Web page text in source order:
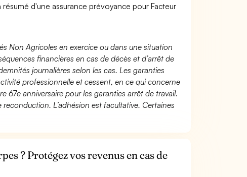
résumé d'une assurance prévoyance pour Facteur
Non Agricoles en exercice ou dans une situation
financières en cas de décès et d’arrêt de
journalières selon les cas. Les garanties
professionnelle et cessent, en ce qui concerne
67e anniversaire pour les garanties arrêt de travail.
L’adhésion est facultative. Certaines
? Protégez vos revenus en cas de